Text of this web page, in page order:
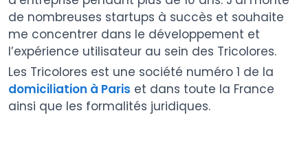
de nombreuses startups à succès et souhaite
me concentrer dans le développement et
l’expérience utilisateur au sein des Tricolores.
Les Tricolores est une société numéro 1 de la
domiciliation à Paris et dans toute la France
ainsi que les formalités juridiques.